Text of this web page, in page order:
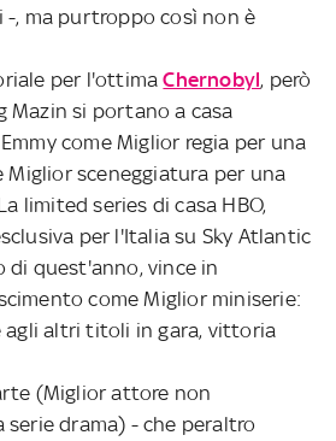
, ma purtroppo così non è
per l'ottimaChernobyl, però
Mazin si portano a casa
come Miglior regia per una
Miglior sceneggiatura per una
limited series di casa HBO,
per l'Italia su Sky Atlantic
di quest'anno, vince in
come Miglior miniserie:
agli altri titoli in gara, vittoria
(Miglior attore non
drama) - che peraltro